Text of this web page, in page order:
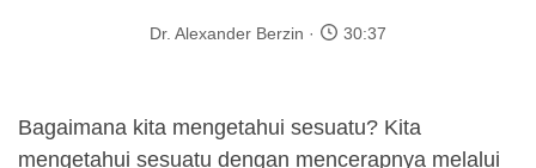
Dr. Alexander Berzin 30:37
Bagaimana kita mengetahui sesuatu? Kita
mengetahui sesuatu dengan mencerapnya melalui